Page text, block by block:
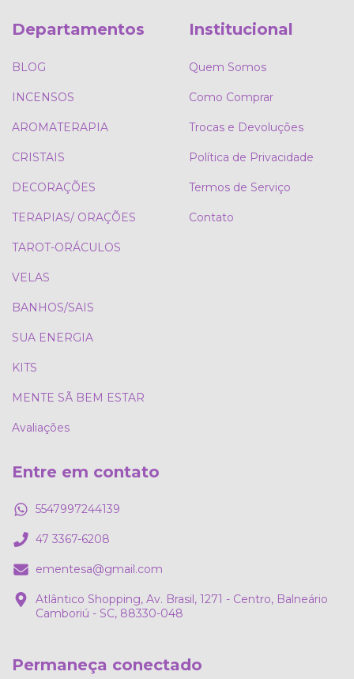
Departamentos
BLOG
INCENSOS
AROMATERAPIA
CRISTAIS
DECORAÇÕES
TERAPIAS/ ORAÇÕES
TAROT-ORÁCULOS
VELAS
BANHOS/SAIS
SUA ENERGIA
KITS
MENTE SÃ BEM ESTAR
Avaliações
Institucional
Quem Somos
Como Comprar
Trocas e Devoluções
Política de Privacidade
Termos de Serviço
Contato
Entre em contato
5547997244139
47 3367-6208
ementesa@gmail.com
Atlântico Shopping, Av. Brasil, 1271 - Centro, Balneário
Camboriú - SC, 88330-048
Permaneça conectado